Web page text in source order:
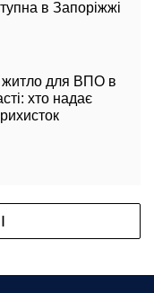
в Запоріжжі
житло для ВПО в
хто надає